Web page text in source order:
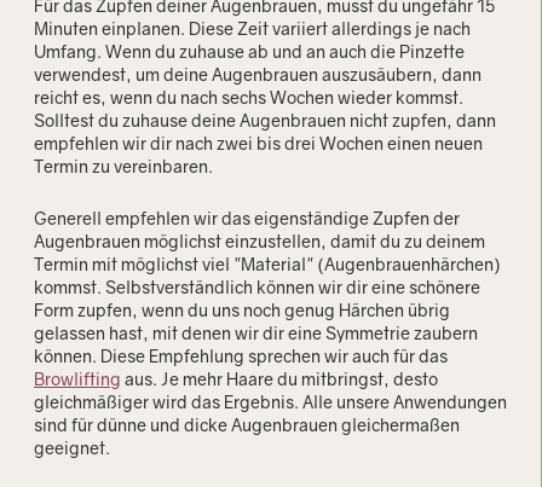
Für das Zupfen deiner Augenbrauen, musst du ungefähr 15
Minuten einplanen. Diese Zeit variiert allerdings je nach
Umfang. Wenn du zuhause ab und an auch die Pinzette
verwendest, um deine Augenbrauen auszusäubern, dann
reicht es, wenn du nach sechs Wochen wieder kommst.
Solltest du zuhause deine Augenbrauen nicht zupfen, dann
empfehlen wir dir nach zwei bis drei Wochen einen neuen
Termin zu vereinbaren.
Generell empfehlen wir das eigenständige Zupfen der
Augenbrauen möglichst einzustellen, damit du zu deinem
Termin mit möglichst viel "Material" (Augenbrauenhärchen)
kommst. Selbstverständlich können wir dir eine schönere
Form zupfen, wenn du uns noch genug Härchen übrig
gelassen hast, mit denen wir dir eine Symmetrie zaubern
können. Diese Empfehlung sprechen wir auch für das
Browlifting aus. Je mehr Haare du mitbringst, desto
gleichmäßiger wird das Ergebnis. Alle unsere Anwendungen
sind für dünne und dicke Augenbrauen gleichermaßen
geeignet.